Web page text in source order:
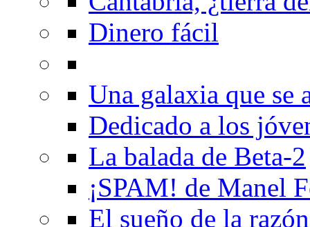
Dinero fácil
Una galaxia que se
Dedicado a los
La balada de Beta-2
¡SPAM! de Manel
El sueño de la razón